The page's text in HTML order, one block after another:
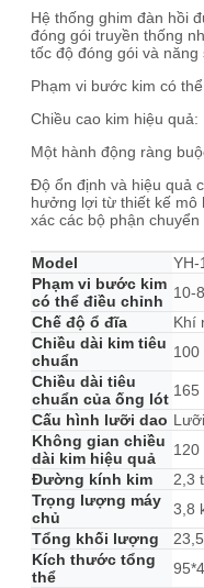
Hệ thống ghim đàn hồi
đóng gói truyền thống
tốc độ đóng gói và năng
Phạm vi bước kim có
Chiều cao kim hiệu quả:
Một hành động ràng
Độ ổn định và hiệu quả
hưởng lợi từ thiết kế mô
xác các bộ phận chuyển
Model
YH-
Phạm vi bước kim
có thể điều chỉnh
10-
Chế độ ổ đĩa
Khí
Chiều dài kim tiêu
chuẩn
100
Chiều dài tiêu
chuẩn của ống lót 165
Cấu hình lưỡi dao
Không gian chiều
dài kim hiệu quả
120
Đường kính kim
2,3
Trọng lượng máy
chủ
3,8
Tổng khối lượng
Kích thước tổng
thể